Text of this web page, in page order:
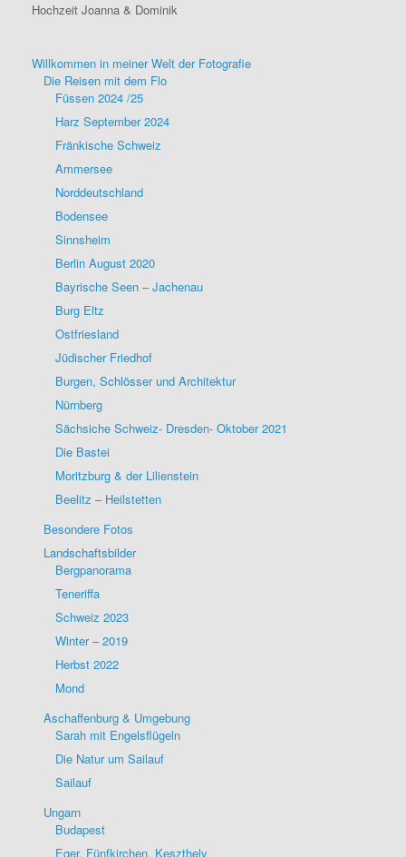
Hochzeit Joanna & Dominik
Willkommen in meiner Welt der Fotografie
Die Reisen mit dem Flo
Füssen 2024 /25
Harz September 2024
Fränkische Schweiz
Ammersee
Norddeutschland
Bodensee
Sinnsheim
Berlin August 2020
Bayrische Seen – Jachenau
Burg Eltz
Ostfriesland
Jüdischer Friedhof
Burgen, Schlösser und Architektur
Nürnberg
Sächsiche Schweiz- Dresden- Oktober 2021
Die Bastei
Moritzburg & der Lilienstein
Beelitz – Heilstetten
Besondere Fotos
Landschaftsbilder
Bergpanorama
Teneriffa
Schweiz 2023
Winter – 2019
Herbst 2022
Mond
Aschaffenburg & Umgebung
Sarah mit Engelsflügeln
Die Natur um Sailauf
Sailauf
Ungarn
Budapest
Eger, Fünfkirchen, Keszthely